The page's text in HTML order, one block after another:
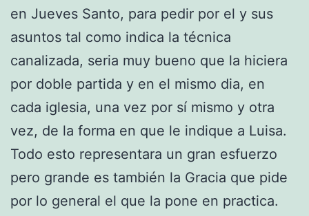
en Jueves Santo, para pedir por el y sus
asuntos tal como indica la técnica
canalizada, seria muy bueno que la hiciera
por doble partida y en el mismo dia, en
cada iglesia, una vez por sí mismo y otra
vez, de la forma en que le indique a Luisa.
Todo esto representara un gran esfuerzo
pero grande es también la Gracia que pide
por lo general el que la pone en practica.